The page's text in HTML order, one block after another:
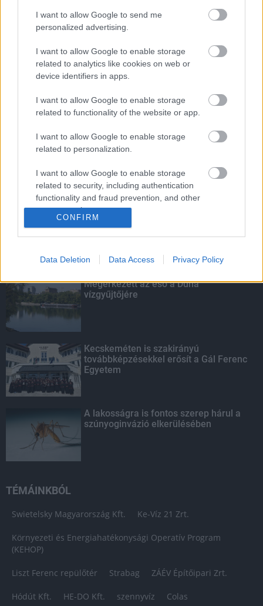
I want to allow Google to send me
personalized advertising.
I want to allow Google to enable storage
related to analytics like cookies on web or
device identifiers in apps.
I want to allow Google to enable storage
related to functionality of the website or app.
I want to allow Google to enable storage
related to personalization.
I want to allow Google to enable storage
related to security, including authentication
functionality and fraud prevention, and other
user protection.
CONFIRM
Data Deletion Data Access Privacy Policy
LEGOLVASOTTABB
Indul a diákok pénzügyi ismereteit
erősítő Pénz7 programsorozat
Budapest-Pécs, Budapest-Szolnok:
gyorsabb és biztonságosabb lett a vasút
Több mint 40 helyszínen dolgozik
fennakadás nélkül a Híd-csoport
KIEMELT
Megérkezett az eső a Duna
vízgyűjtőjére
Kecskeméten is szakirányú
továbbképzésekkel erősít a Gál Ferenc
Egyetem
A lakosságra is fontos szerep hárul a
szúnyoginvázió elkerülésében
TÉMÁINKBÓL
Swietelsky Magyarország Kft. Ke-Víz 21 Zrt.
Környezeti és Energiahatékonysági Operatív Program
(KEHOP)
Liszt Ferenc repülőtér Strabag ZÁÉV Építőipari Zrt.
Hódút Kft. HE-DO Kft. szennyvíz Colas